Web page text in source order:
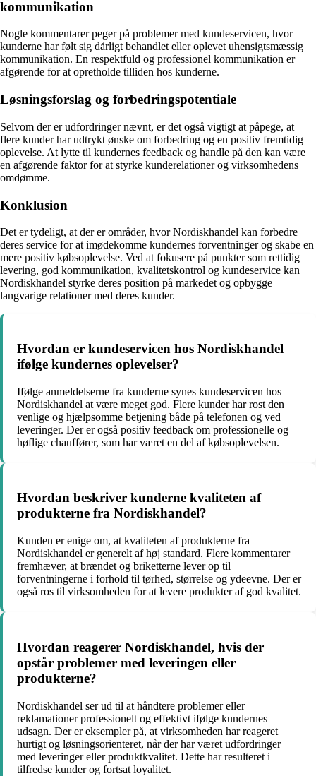
kommunikation
Nogle kommentarer peger på problemer med kundeservicen, hvor
kunderne har følt sig dårligt behandlet eller oplevet uhensigtsmæssig
kommunikation. En respektfuld og professionel kommunikation er
afgørende for at opretholde tilliden hos kunderne.
Løsningsforslag og forbedringspotentiale
Selvom der er udfordringer nævnt, er det også vigtigt at påpege, at
flere kunder har udtrykt ønske om forbedring og en positiv fremtidig
oplevelse. At lytte til kundernes feedback og handle på den kan være
en afgørende faktor for at styrke kunderelationer og virksomhedens
omdømme.
Konklusion
Det er tydeligt, at der er områder, hvor Nordiskhandel kan forbedre
deres service for at imødekomme kundernes forventninger og skabe en
mere positiv købsoplevelse. Ved at fokusere på punkter som rettidig
levering, god kommunikation, kvalitetskontrol og kundeservice kan
Nordiskhandel styrke deres position på markedet og opbygge
langvarige relationer med deres kunder.
Hvordan er kundeservicen hos Nordiskhandel
ifølge kundernes oplevelser?
Ifølge anmeldelserne fra kunderne synes kundeservicen hos
Nordiskhandel at være meget god. Flere kunder har rost den
venlige og hjælpsomme betjening både på telefonen og ved
leveringer. Der er også positiv feedback om professionelle og
høflige chauffører, som har været en del af købsoplevelsen.
Hvordan beskriver kunderne kvaliteten af
produkterne fra Nordiskhandel?
Kunden er enige om, at kvaliteten af produkterne fra
Nordiskhandel er generelt af høj standard. Flere kommentarer
fremhæver, at brændet og briketterne lever op til
forventningerne i forhold til tørhed, størrelse og ydeevne. Der er
også ros til virksomheden for at levere produkter af god kvalitet.
Hvordan reagerer Nordiskhandel, hvis der
opstår problemer med leveringen eller
produkterne?
Nordiskhandel ser ud til at håndtere problemer eller
reklamationer professionelt og effektivt ifølge kundernes
udsagn. Der er eksempler på, at virksomheden har reageret
hurtigt og løsningsorienteret, når der har været udfordringer
med leveringer eller produktkvalitet. Dette har resulteret i
tilfredse kunder og fortsat loyalitet.